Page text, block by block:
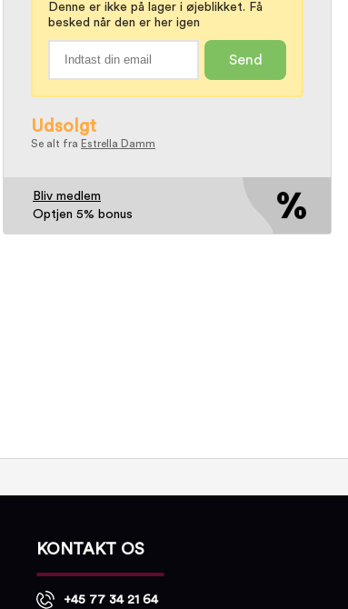
Denne er ikke på lager i øjeblikket. Få
besked når den er her igen
Send
Udsolgt
Se alt fra Estrella Damm
Bliv medlem
Optjen 5% bonus
KONTAKT OS
+45 77 34 21 64